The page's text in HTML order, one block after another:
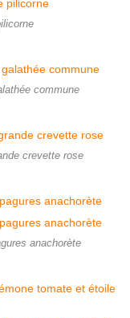
commune
crevette rose
anachorète